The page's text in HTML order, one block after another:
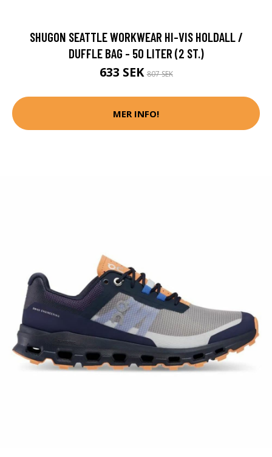
SHUGON SEATTLE WORKWEAR HI-VIS HOLDALL /
DUFFLE BAG - 50 LITER (2 ST.)
633 SEK807 SEK
MER INFO!